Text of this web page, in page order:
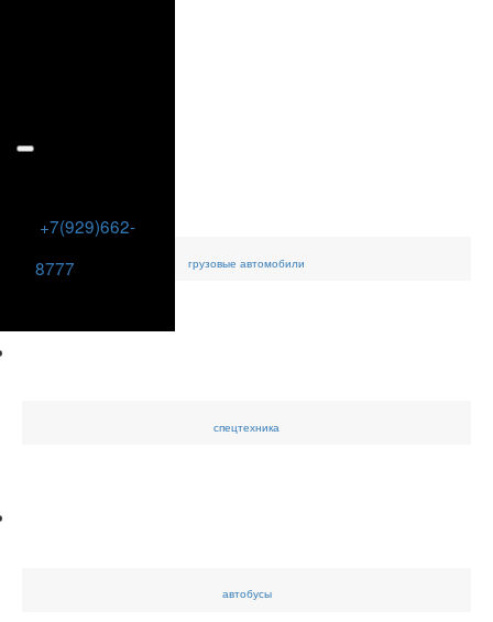
+7(929)662-
8777
грузовые автомобили
спецтехника
автобусы